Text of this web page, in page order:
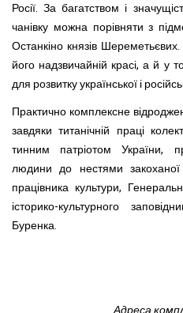
Росії. За багатством і
чанівку можна порівняти з
Останкіно князів
його надзвичайній красі, а й у
для розвитку української і
Практично комплексне
завдяки титанічній праці
тинним патріотом України,
людини до нестями
працівника культури,
історико-культурного
Буренка.